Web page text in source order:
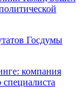
Госдумы
компания
специалиста